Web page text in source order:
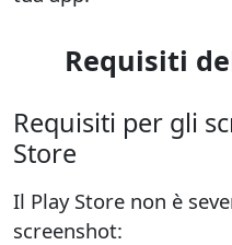
Requisiti
Requisiti per gli
Store
Il Play Store non è
screenshot: